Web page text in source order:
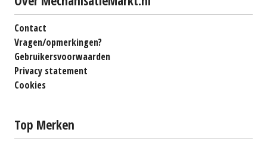
Contact
Vragen/opmerkingen?
Gebruikersvoorwaarden
Privacy statement
Cookies
Top Merken